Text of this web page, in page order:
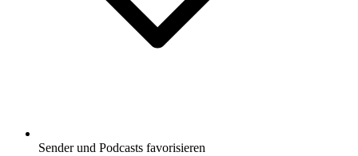
Sender und Podcasts favorisieren